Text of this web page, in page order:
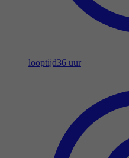
looptijd36 uur